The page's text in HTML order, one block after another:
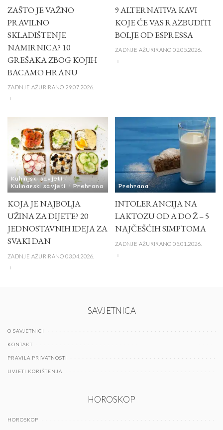
ZAŠTO JE VAŽNO
PRAVILNO
SKLADIŠTENJE
NAMIRNICA? 10
GREŠAKA ZBOG KOJIH
BACAMO HRANU
ZADNJE AŽURIRANO 29.07.2026.
9 ALTERNATIVA KAVI
KOJE ĆE VAS RAZBUDITI
BOLJE OD ESPRESSA
ZADNJE AŽURIRANO 02.05.2026.
Kuhinjski savjeti
Kulinarski savjeti
Prehrana
KOJA JE NAJBOLJA
UŽINA ZA DIJETE? 20
JEDNOSTAVNIH IDEJA ZA
SVAKI DAN
ZADNJE AŽURIRANO 03.04.2026.
Prehrana
INTOLERANCIJA NA
LAKTOZU OD A DO Ž – 5
NAJČEŠĆIH SIMPTOMA
ZADNJE AŽURIRANO 05.01.2026.
SAVJETNICA
O SAVJETNICI
KONTAKT
PRAVILA PRIVATNOSTI
UVJETI KORIŠTENJA
HOROSKOP
HOROSKOP